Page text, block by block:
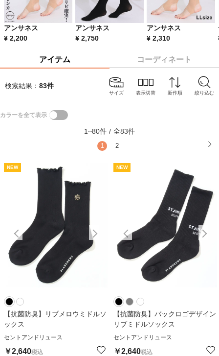
アンサネス
¥ 2,200
アンサネス
¥ 2,750
アンサネス
¥ 2,310
アイテム コーディネート
検索結果： 83件
サイズ 表示切替 新作順 絞り込む
カラーを全て表示
1~80件 / 全83件
1 2
NEW NEW
【抗菌防臭】リブメロウミドルソ
ックス
セントアンドリュース
￥2,640税込
NEW NEW
【抗菌防臭】バックロゴデザイン
リブミドルソックス
セントアンドリュース
￥2,640税込